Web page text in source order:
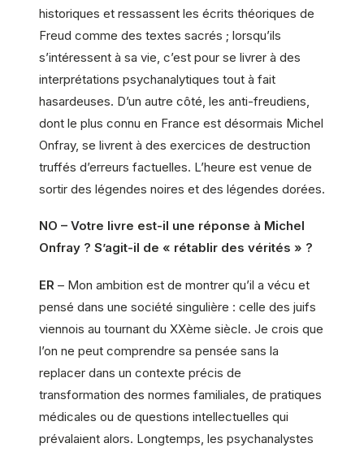
historiques et ressassent les écrits théoriques de
Freud comme des textes sacrés ; lorsqu’ils
s’intéressent à sa vie, c’est pour se livrer à des
interprétations psychanalytiques tout à fait
hasardeuses. D’un autre côté, les anti-freudiens,
dont le plus connu en France est désormais Michel
Onfray, se livrent à des exercices de destruction
truffés d’erreurs factuelles. L’heure est venue de
sortir des légendes noires et des légendes dorées.
NO – Votre livre est-il une réponse à Michel
Onfray ? S’agit-il de « rétablir des vérités » ?
ER – Mon ambition est de montrer qu’il a vécu et
pensé dans une société singulière : celle des juifs
viennois au tournant du XXème siècle. Je crois que
l’on ne peut comprendre sa pensée sans la
replacer dans un contexte précis de
transformation des normes familiales, de pratiques
médicales ou de questions intellectuelles qui
prévalaient alors. Longtemps, les psychanalystes